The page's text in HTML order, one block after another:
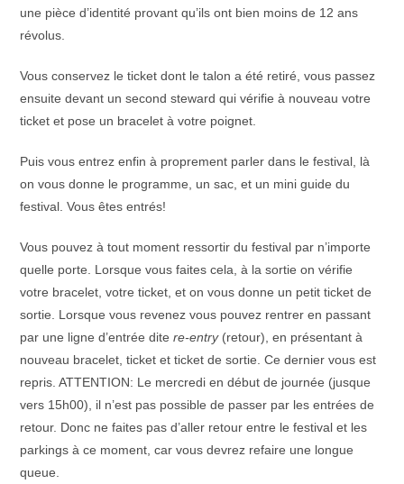
une pièce d’identité provant qu’ils ont bien moins de 12 ans
révolus.
Vous conservez le ticket dont le talon a été retiré, vous passez
ensuite devant un second steward qui vérifie à nouveau votre
ticket et pose un bracelet à votre poignet.
Puis vous entrez enfin à proprement parler dans le festival, là
on vous donne le programme, un sac, et un mini guide du
festival. Vous êtes entrés!
Vous pouvez à tout moment ressortir du festival par n’importe
quelle porte. Lorsque vous faites cela, à la sortie on vérifie
votre bracelet, votre ticket, et on vous donne un petit ticket de
sortie. Lorsque vous revenez vous pouvez rentrer en passant
par une ligne d’entrée ditere-entry(retour), en présentant à
nouveau bracelet, ticket et ticket de sortie. Ce dernier vous est
repris. ATTENTION: Le mercredi en début de journée (jusque
vers 15h00), il n’est pas possible de passer par les entrées de
retour. Donc ne faites pas d’aller retour entre le festival et les
parkings à ce moment, car vous devrez refaire une longue
queue.